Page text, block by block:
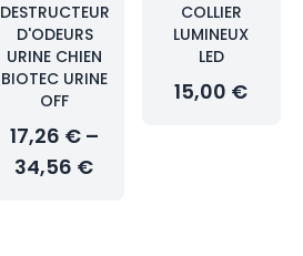
DESTRUCTEUR
D'ODEURS
URINE CHIEN
BIOTEC URINE
OFF
17,26 € –
34,56 €
COLLIER
LUMINEUX
LED
15,00 €